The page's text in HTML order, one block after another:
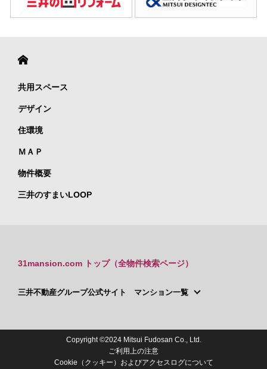
共用スペース
デザイン
住環境
ＭＡＰ
物件概要
三井のすまいLOOP
31mansion.com トップ（全物件検索ページ）
三井不動産グループ公式サイト マンション一覧
Copyright ©2024 Mitsui Fudosan Co., Ltd.
ご利用上の注意
Cookie（クッキー）およびアクセスログについて